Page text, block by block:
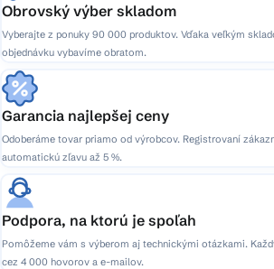
Obrovský výber skladom
Vyberajte z ponuky 90 000 produktov. Vďaka veľkým
objednávku vybavíme obratom.
Garancia najlepšej ceny
Odoberáme tovar priamo od výrobcov. Registrovaní
automatickú zľavu až 5 %.
Podpora, na ktorú je spoľah
Pomôžeme vám s výberom aj technickými otázkami.
cez 4 000 hovorov a e-mailov.